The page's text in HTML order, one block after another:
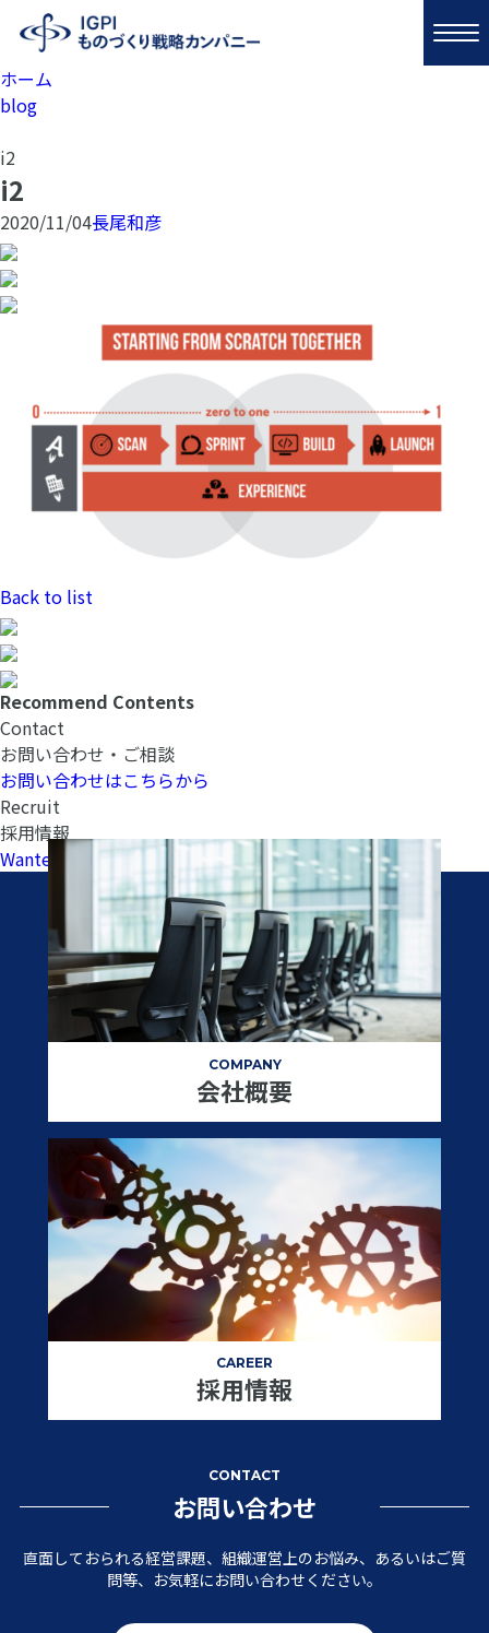
ホーム
blog
i2
i2
2020/11/04長尾和彦
Back to list
Recommend Contents
Contact
お問い合わせ・ご相談
お問い合わせはこちらから
Recruit
採用情報
Wantedlyへ
COMPANY
会社概要
CAREER
採用情報
CONTACT
お問い合わせ
直面しておられる経営課題、組織運営上のお悩み、あるいはご質
問等、お気軽にお問い合わせください。